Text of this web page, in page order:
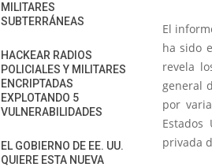
El
ha sido
revela
general
por
privada
MILITARES
SUBTERRÁNEAS
HACKEAR RADIOS
POLICIALES Y MILITARES
ENCRIPTADAS
EXPLOTANDO 5
VULNERABILIDADES
EL GOBIERNO DE EE. UU.
QUIERE ESTA NUEVA